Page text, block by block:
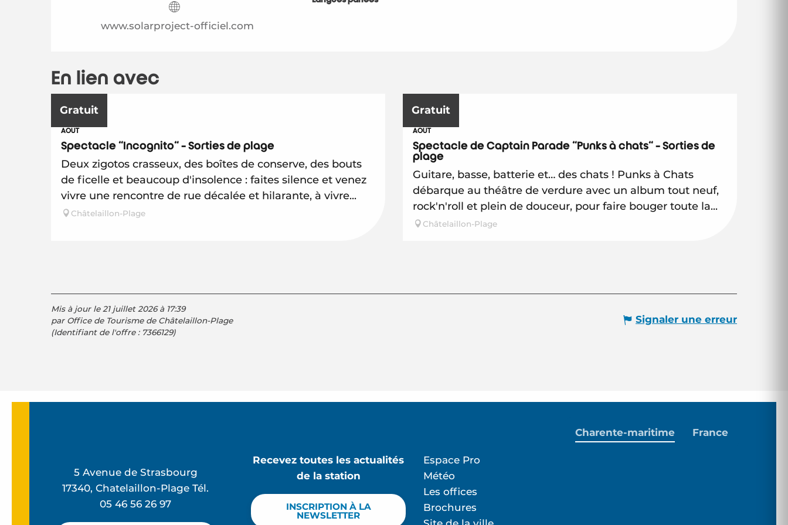
www.solarproject-officiel.com
En lien avec
Gratuit
12
AOÛT
Spectacle "Incognito" - Sorties de plage
Deux zigotos crasseux, des boîtes de conserve, des bouts
de ficelle et beaucoup d'insolence : faites silence et venez
vivre une rencontre de rue décalée et hilarante, à vivre...
Châtelaillon-Plage
Gratuit
19
AOÛT
Spectacle de Captain Parade "Punks à chats" - Sorties de
plage
Guitare, basse, batterie et… des chats ! Punks à Chats
débarque au théâtre de verdure avec un album tout neuf,
rock'n'roll et plein de douceur, pour faire bouger toute la...
Châtelaillon-Plage
Mis à jour le 21 juillet 2026 à 17:39
par Office de Tourisme de Châtelaillon-Plage
(Identifiant de l'offre : 7366129)
Signaler une erreur
5 Avenue de Strasbourg
17340, Chatelaillon-Plage Tél.
05 46 56 26 97
Recevez toutes les actualités
de la station
INSCRIPTION À LA
NEWSLETTER
Espace Pro
Météo
Les offices
Brochures
Charente-maritime France